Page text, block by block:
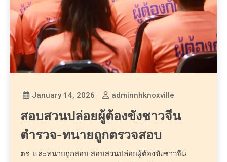
January 14, 2026 adminnhknoxville
สอบสวนปล่อยผู้ต้องขังชาวจีน
ตำรวจ-ทนายถูกตรวจสอบ
ตร. และทนายถูกสอบ สอบสวนปล่อยผู้ต้องขังชาวจีน